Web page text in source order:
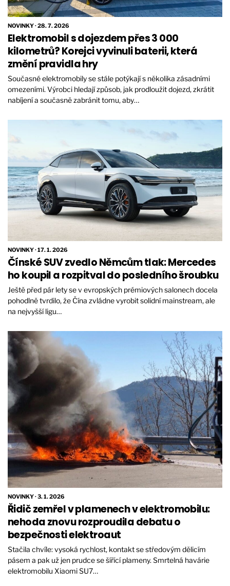
NOVINKY·28. 7. 2026
Elektromobil s dojezdem přes 3 000
kilometrů? Korejci vyvinuli baterii, která
změní pravidla hry
Současné elektromobily se stále potýkají s několika zásadními
omezeními. Výrobci hledají způsob, jak prodloužit dojezd, zkrátit
nabíjení a současně zabránit tomu, aby…
NOVINKY·17. 1. 2026
Čínské SUV zvedlo Němcům tlak: Mercedes
ho koupil a rozpitval do posledního šroubku
Ještě před pár lety se v evropských prémiových salonech docela
pohodlně tvrdilo, že Čína zvládne vyrobit solidní mainstream, ale
na nejvyšší ligu…
NOVINKY·3. 1. 2026
Řidič zemřel v plamenech v elektromobilu:
nehoda znovu rozproudila debatu o
bezpečnosti elektroaut
Stačila chvíle: vysoká rychlost, kontakt se středovým dělicím
pásem a pak už jen prudce se šířící plameny. Smrtelná havárie
elektromobilu Xiaomi SU7…